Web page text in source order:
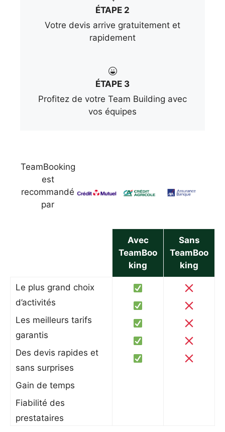
ÉTAPE 2
Votre devis arrive gratuitement et
rapidement
ÉTAPE 3
Profitez de votre Team Building avec
vos équipes
TeamBooking
est
recommandé
par
Avec
TeamBoo
king
Sans
TeamBoo
king
Le plus grand choix
d’activités
Les meilleurs tarifs
garantis
Des devis rapides et
sans surprises
Gain de temps
Fiabilité des
prestataires